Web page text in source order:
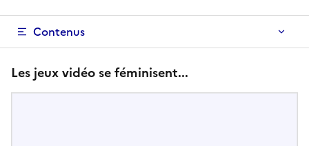
Contenus
Les jeux vidéo se féminisent...